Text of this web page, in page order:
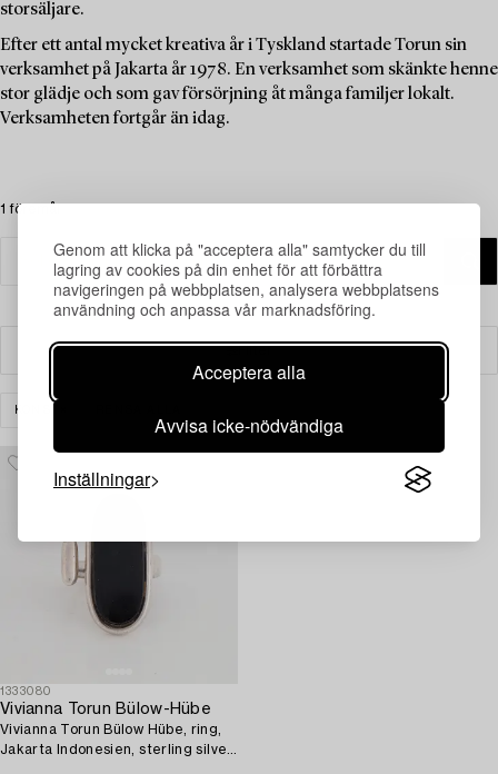
Genom att klicka på "acceptera alla" samtycker du till
lagring av cookies på din enhet för att förbättra
navigeringen på webbplatsen, analysera webbplatsens
användning och anpassa vår marknadsföring.
Acceptera alla
Avvisa icke-nödvändiga
Inställningar
storsäljare.
Efter ett antal mycket kreativa år i Tyskland startade Torun sin
verksamhet på Jakarta år 1978. En verksamhet som skänkte henne
stor glädje och som gav försörjning åt många familjer lokalt.
Verksamheten fortgår än idag.
1 föremål
KONST
1333080
Vivianna Torun Bülow-Hübe
Vivianna Torun Bülow Hübe, ring,
Jakarta Indonesien, sterling silver